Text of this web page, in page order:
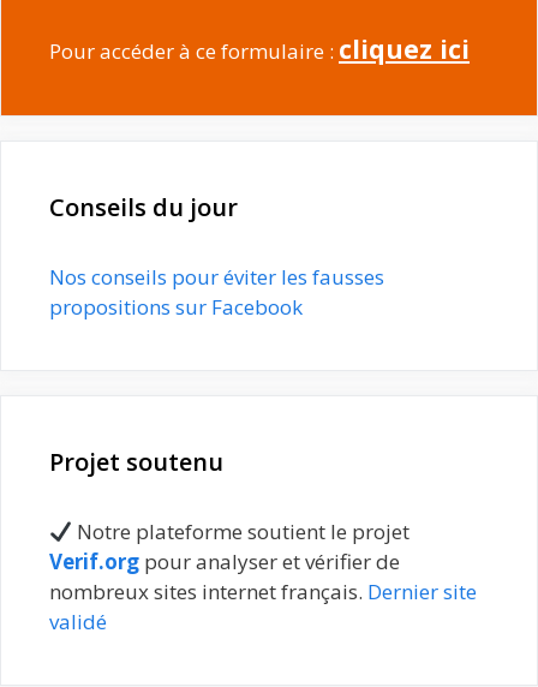
Pour accéder à ce formulaire : cliquez ici
Conseils du jour
Nos conseils pour éviter les fausses
propositions sur Facebook
Projet soutenu
Notre plateforme soutient le projet
Verif.org pour analyser et vérifier de
nombreux sites internet français. Dernier site
validé